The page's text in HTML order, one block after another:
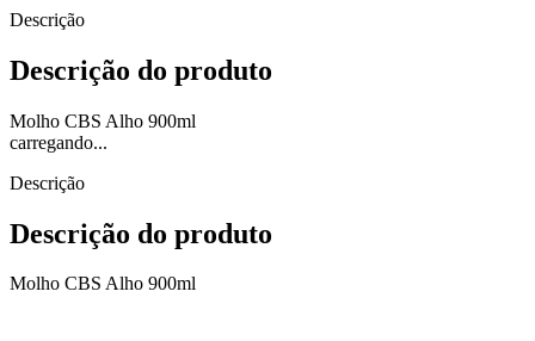
Descrição
Descrição do produto
Molho CBS Alho 900ml
carregando...
Descrição
Descrição do produto
Molho CBS Alho 900ml